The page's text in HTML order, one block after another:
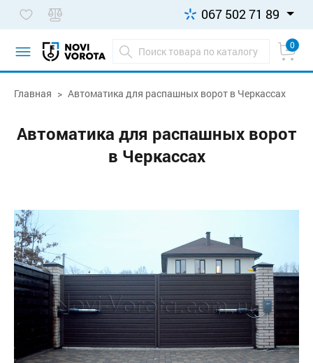
067 502 71 89
0
Главная Автоматика для распашных ворот в Черкассах
Автоматика для распашных ворот
в Черкассах